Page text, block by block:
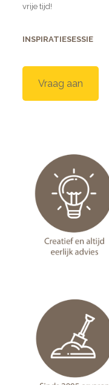
vrije tijd!
INSPIRATIESESSIE
Vraag aan